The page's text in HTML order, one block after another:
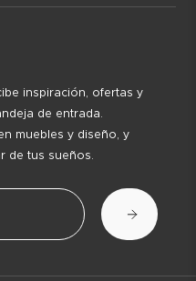
inspiración, ofertas y
de entrada.
muebles y diseño, y
de tus sueños.